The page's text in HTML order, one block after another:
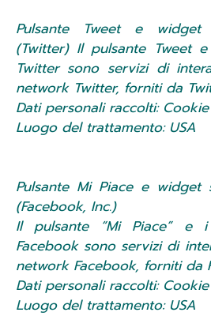
Pulsante Tweet e
(Twitter) Il pulsante Tweet
Twitter sono servizi di
network Twitter, forniti da
Dati personali raccolti:
Luogo del trattamento: USA
Pulsante Mi Piace e widget
(Facebook, Inc.)
Il pulsante “Mi Piace” e
Facebook sono servizi di
network Facebook, forniti da
Dati personali raccolti:
Luogo del trattamento: USA